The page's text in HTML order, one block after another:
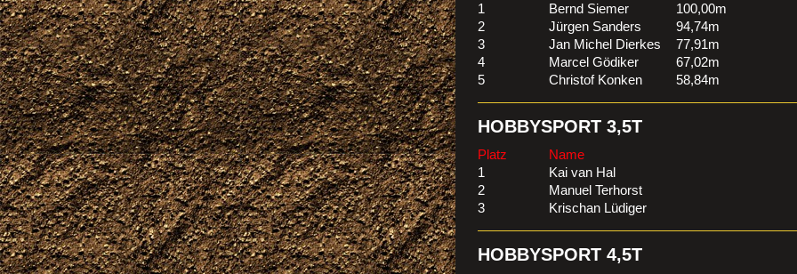
1
Bernd Siemer
100,00m
2
Jürgen Sanders
94,74m
3
Jan Michel Dierkes
77,91m
4
Marcel Gödiker
67,02m
5
Christof Konken 58,84m
HOBBYSPORT 3,5T
Platz
Name
1
Kai van Hal
2
Manuel Terhorst
3
Krischan Lüdiger
HOBBYSPORT 4,5T